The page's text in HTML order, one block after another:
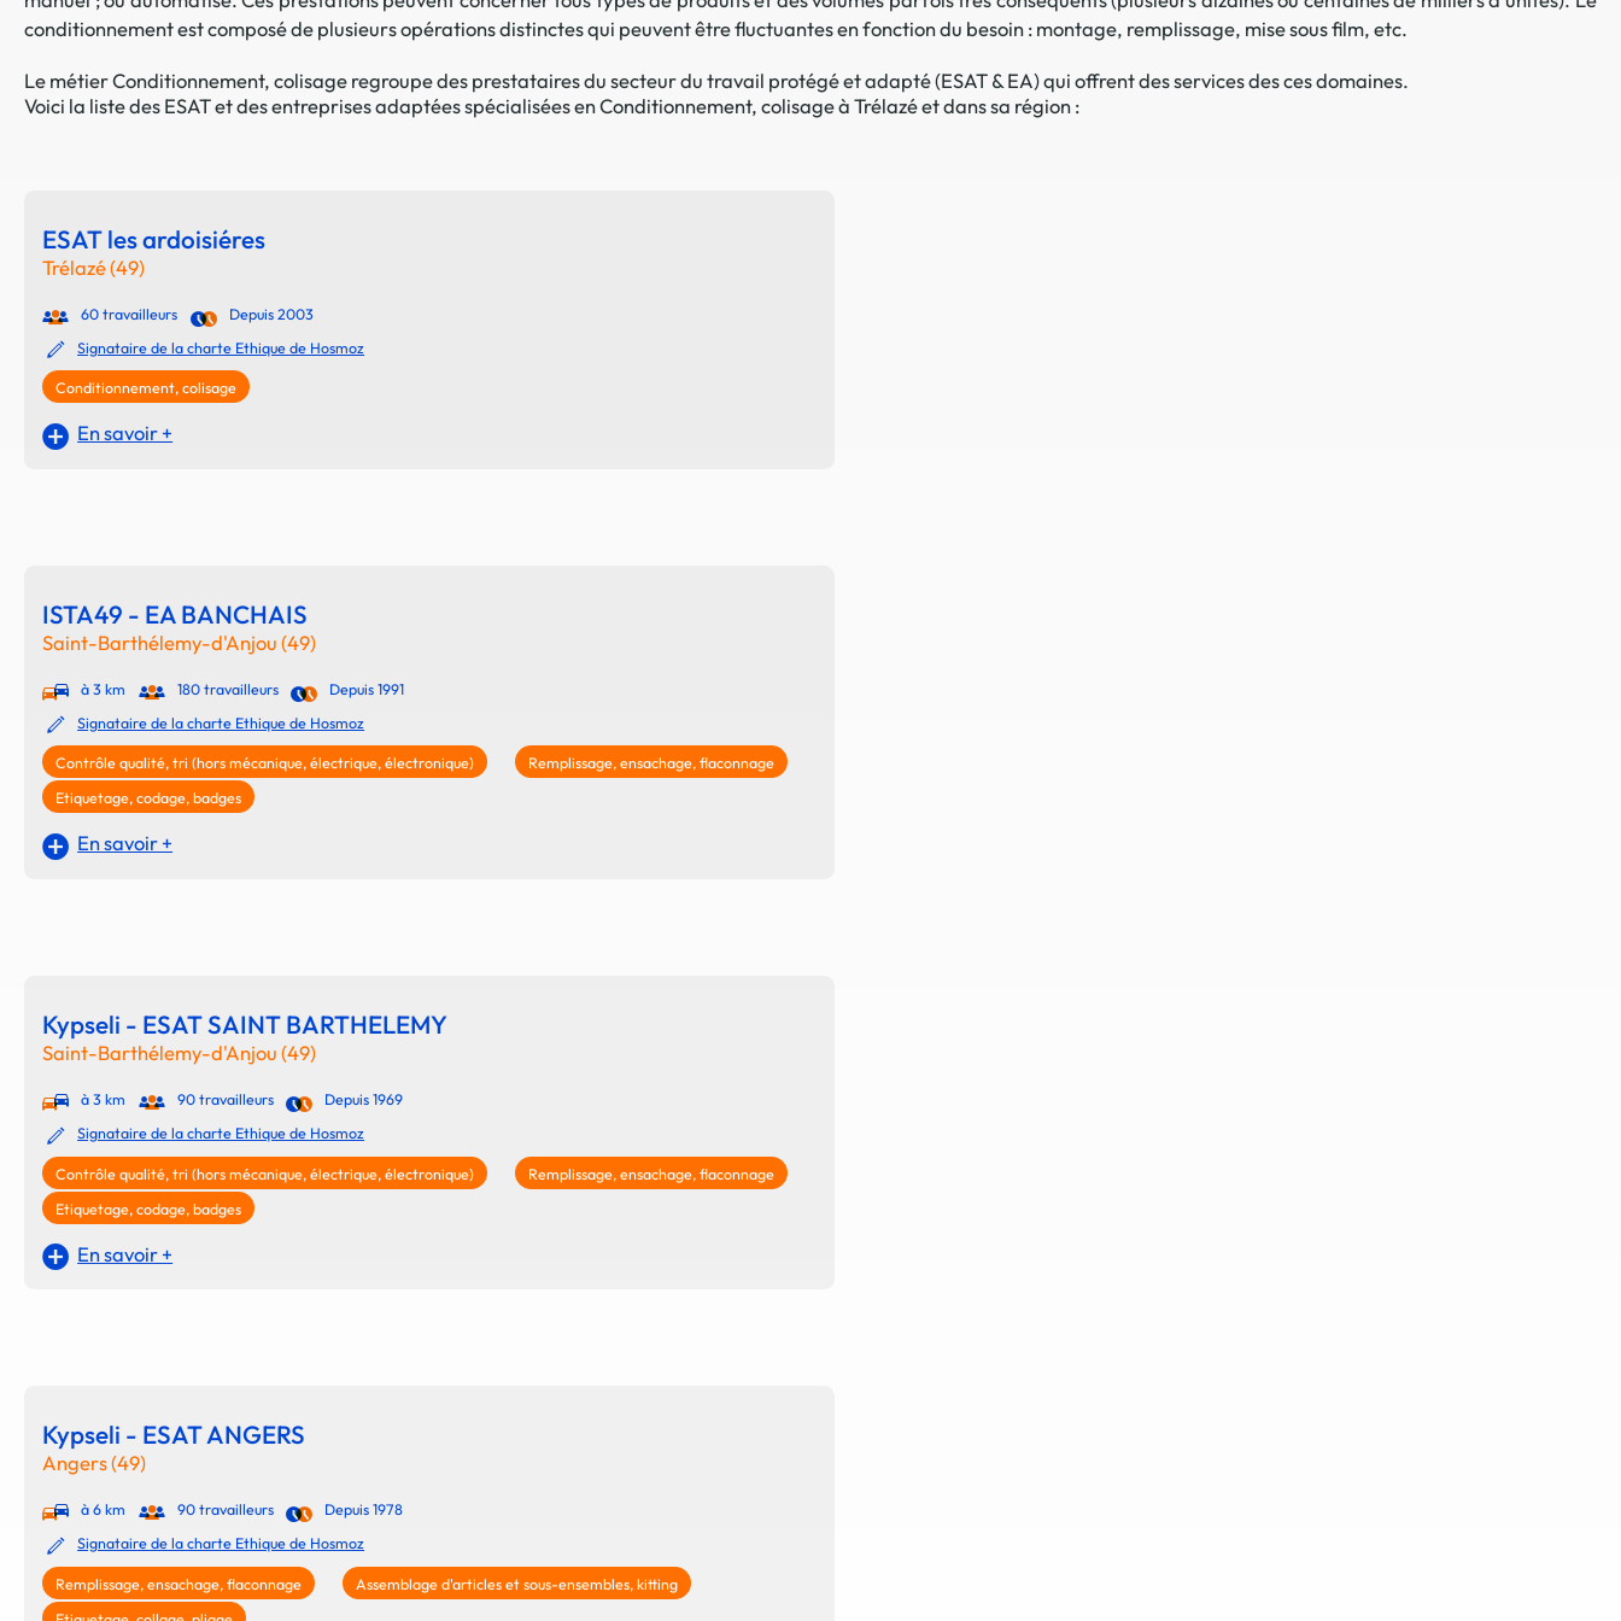
La promotion de vos engagements en matière d'achats inclusifs
Cultiver son réseau
Le Club Partenaires
conditionnement est composé de plusieurs opérations distinctes qui peuvent être fluctuantes en fonction du besoin : montage, remplissage, mise sous film, etc.
Le métier Conditionnement, colisage regroupe des prestataires du secteur du travail protégé et adapté (ESAT & EA) qui offrent des services des ces domaines.
Voici la liste des ESAT et des entreprises adaptées spécialisées en Conditionnement, colisage à Trélazé et dans sa région :
ESAT les ardoisiéres
Trélazé (49)
60 travailleurs
Depuis 2003
Signataire de la charte Ethique de Hosmoz
Conditionnement, colisage
En savoir +
ISTA49 - EA BANCHAIS
Saint-Barthélemy-d'Anjou (49)
à 3 km 180 travailleurs
Depuis 1991
Signataire de la charte Ethique de Hosmoz
Contrôle qualité, tri (hors mécanique, électrique, électronique)
Remplissage, ensachage, flaconnage
Etiquetage, codage, badges
En savoir +
Kypseli - ESAT SAINT BARTHELEMY
Saint-Barthélemy-d'Anjou (49)
à 3 km 90 travailleurs
Depuis 1969
Signataire de la charte Ethique de Hosmoz
Contrôle qualité, tri (hors mécanique, électrique, électronique)
Remplissage, ensachage, flaconnage
Etiquetage, codage, badges
En savoir +
Kypseli - ESAT ANGERS
Angers (49)
à 6 km 90 travailleurs
Depuis 1978
Signataire de la charte Ethique de Hosmoz
Remplissage, ensachage, flaconnage
Assemblage d'articles et sous-ensembles, kitting